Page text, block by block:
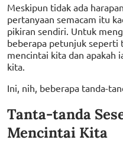
Meskipun tidak ada
pertanyaan semacam itu
pikiran sendiri. Untuk
beberapa petunjuk seperti
mencintai kita dan apakah
kita.
Ini, nih, beberapa tanda-
Tanta-tanda
Mencintai Kita